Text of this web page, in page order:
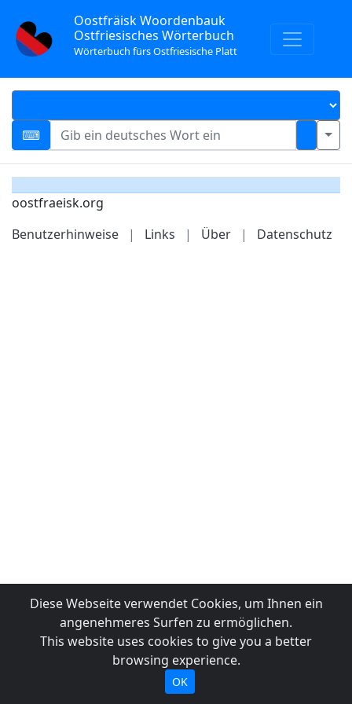
Oostfräisk Woordenbauk
Ostfriesisches Wörterbuch
Wörterbuch fürs Ostfriesische Platt
oostfraeisk.org
Benutzerhinweise
| Links | Über | Datenschutz
Diese Webseite verwendet Cookies, um Ihnen ein
angenehmeres Surfen zu ermöglichen.
This website uses cookies to give you a better
browsing experience.
OK